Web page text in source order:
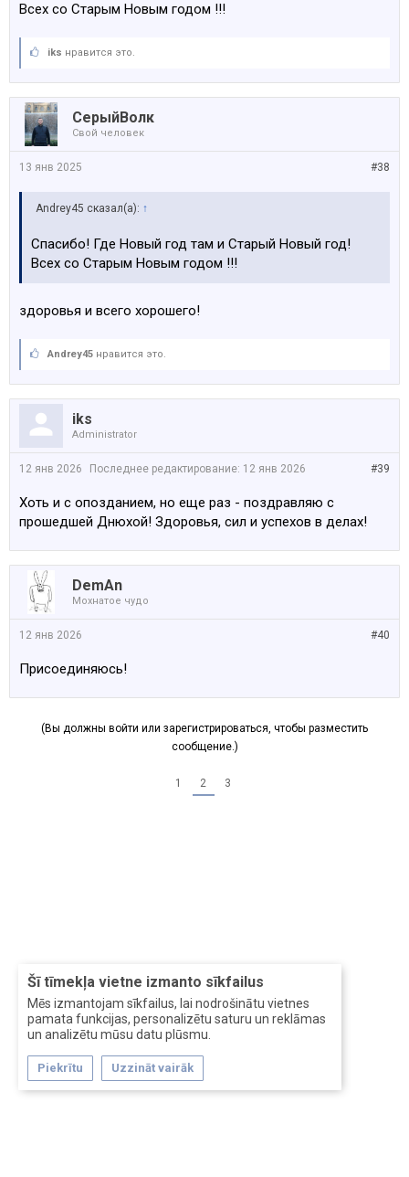
Šī tīmekļa vietne izmanto sīkfailus
Mēs izmantojam sīkfailus, lai nodrošinātu vietnes
pamata funkcijas, personalizētu saturu un reklāmas
un analizētu mūsu datu plūsmu.
Piekrītu Uzzināt vairāk
Всех со Старым Новым годом !!!
iks нравится это.
СерыйВолк
Свой человек
#38
13 янв 2025
Andrey45 сказал(а): ↑
Спасибо! Где Новый год там и Старый Новый год!
Всех со Старым Новым годом !!!
здоровья и всего хорошего!
Andrey45 нравится это.
iks
Administrator
#39
12 янв 2026 Последнее редактирование: 12 янв 2026
Хоть и с опозданием, но еще раз - поздравляю с
прошедшей Днюхой! Здоровья, сил и успехов в делах!
DemAn
Мохнатое чудо
#40
12 янв 2026
Присоединяюсь!
(Вы должны войти или зарегистрироваться, чтобы разместить
сообщение.)
1 2 3